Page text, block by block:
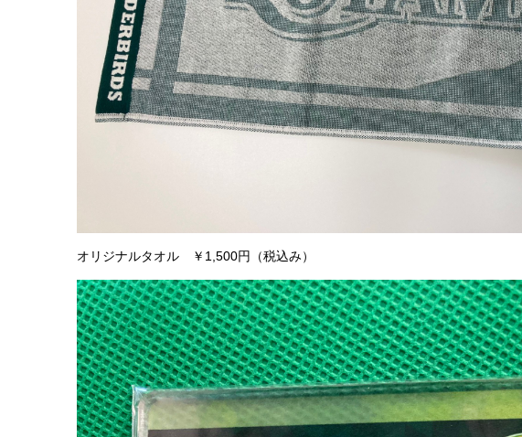
オリジナルタオル ￥1,500円（税込み）